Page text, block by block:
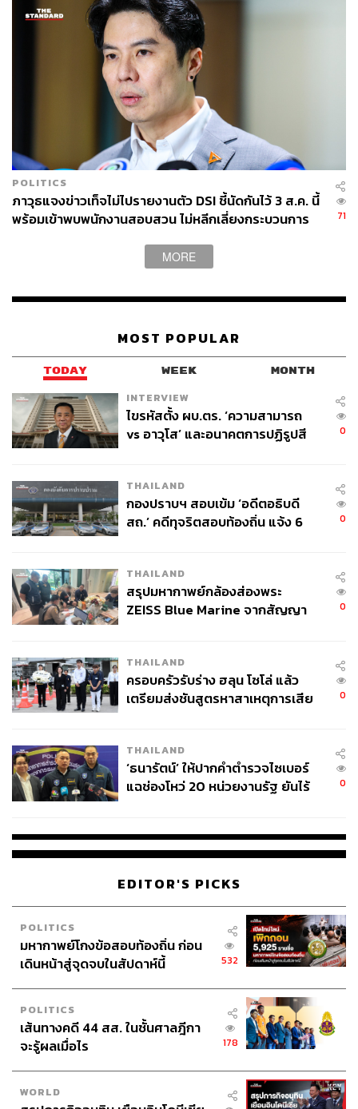
7. หลังจากที่ ก.ล.ต. กล่าวโทษแล้ว มีกระบวนการ
หลังจาก ก.ล.ต. กล่าวโทษผู้กระทำผิดต่อพนักงาน
สอบสวน พนักงานสอบสวนจะสืบสวนสอบสวนรวบรวมข้อ
เท็จจริงและพยานหลักฐาน และเสนอความเห็นเกี่ยวกับคดีไป
ยังพนักงานอัยการ และพนักงานอัยการจะพิจารณาความ
สมบูรณ์ครบถ้วนของสำนวนการสอบสวนของพนักงาน
สอบสวน ก่อนมีความเห็นสั่งฟ้องหรือสั่งไม่ฟ้องผู้ต้องหาตาม
ยื่นฟ้องผู้ต้องหาเป็นจำเลยแล้ว ศาลยุติธรรมจะเป็นผู้พิจารณา
มือกับหน่วยงานที่เกี่ยวข้องอย่างเต็มที่ เพื่อสนับสนุนการ
โทษแล้ว
สามารถติดตาม THE STANDARD WEALTH
ผ่านแอปพลิเคชันต่างๆ ที่คุณสะดวกหรือใช้งานอยู่แล้วได้เลย
TAGS: สมโภชน์ อาหุนัย
กรมสอบสวนคดีพิเศษ (DSI)
สำนักงานป้องกันและปราบปรามการฟอกเงิน (ปปง.)
ABOUT THE AUTHOR
THE STANDARD WEALTH Editor
POLITICS
ภาวุธแจงข่าวเท็จไม่ไปรายงานตัว DSI ชี้นัดกันไว้ 3 ส.ค. นี้
พร้อมเข้าพบพนักงานสอบสวน ไม่หลีกเลี่ยงกระบวนการ
71
MORE
MOST POPULAR
TODAY WEEK MONTH
INTERVIEW
ไขรหัสตั้ง ผบ.ตร. ‘ความสามารถ
vs อาวุโส’ และอนาคตการปฏิรูปสี
0
THAILAND
กองปราบฯ สอบเข้ม ‘อดีตอธิบดี
สถ.’ คดีทุจริตสอบท้องถิ่น แจ้ง 6
0
THAILAND
สรุปมหากาพย์กล้องส่องพระ
ZEISS Blue Marine จากสัญญา
จ่ายหนี้-แอบระบุแบรนด์
0
THAILAND
ครอบครัวรับร่าง ฮลุน โซโล่ แล้ว
เตรียมส่งชันสูตรหาสาเหตุการเสีย
0
THAILAND
‘ธนารัตน์’ ให้ปากคำตำรวจไซเบอร์
แฉช่องโหว่ 20 หน่วยงานรัฐ ยันไร้
0
EDITOR'S PICKS
POLITICS
มหากาพย์โกงข้อสอบท้องถิ่น ก่อน
เดินหน้าสู่จุดจบในสัปดาห์นี้
532
POLITICS
เส้นทางคดี 44 สส. ในชั้นศาลฎีกา
จะรู้ผลเมื่อไร
178
WORLD